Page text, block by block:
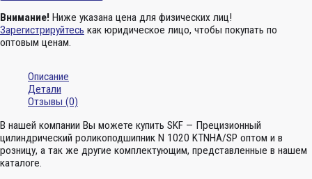
Внимание! Ниже указана цена для физических лиц!
Зарегистрируйтесь как юридическое лицо, чтобы покупать по
оптовым ценам.
Описание
Детали
Отзывы (0)
В нашей компании Вы можете купить SKF — Прецизионный
цилиндрический роликоподшипник N 1020 KTNHA/SP оптом и в
розницу, а так же другие комплектующим, представленные в нашем
каталоге.